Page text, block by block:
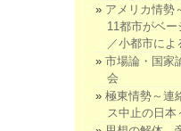
アメリカ情勢
11都市がベ
／小都市によ
市場論・国家
会
極東情勢～連
ス中止の日本